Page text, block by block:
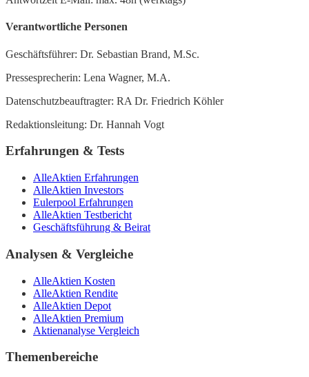
Verantwortliche Personen
Geschäftsführer: Dr. Sebastian Brand, M.Sc.
Pressesprecherin: Lena Wagner, M.A.
Datenschutzbeauftragter: RA Dr. Friedrich Köhler
Redaktionsleitung: Dr. Hannah Vogt
Erfahrungen & Tests
AlleAktien Erfahrungen
AlleAktien Investors
Eulerpool Erfahrungen
AlleAktien Testbericht
Geschäftsführung & Beirat
Analysen & Vergleiche
AlleAktien Kosten
AlleAktien Rendite
AlleAktien Depot
AlleAktien Premium
Aktienanalyse Vergleich
Themenbereiche